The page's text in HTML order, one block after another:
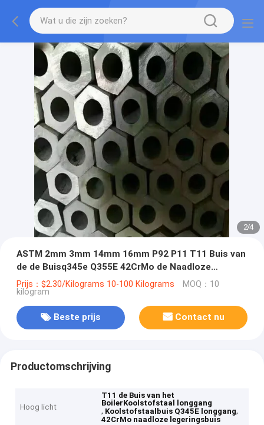
2/4
ASTM 2mm 3mm 14mm 16mm P92 P11 T11 Buis van
de de Buisq345e Q355E 42CrMo de Naadloze
Legering van het BoilerKoolstofstaal
Prijs：$2.30/Kilograms 10-100 Kilograms MOQ：10
kilogram
Beste prijs Contact nu
Productomschrijving
Hoog licht
T11 de Buis van het
BoilerKoolstofstaal longgang
, Koolstofstaalbuis Q345E longgang,
42CrMo naadloze legeringsbuis